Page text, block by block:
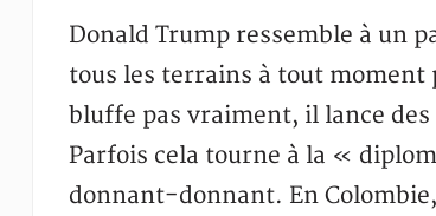
Donald Trump ressemble à un
tous les terrains à tout moment
bluffe pas vraiment, il lance des
Parfois cela tourne à la «
donnant-donnant. En